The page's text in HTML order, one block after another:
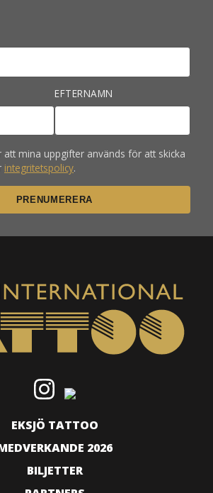
EFTERNAMN
att mina uppgifter används för att skicka
integritetspolicy.
EKSJÖ TATTOO
2026
BILJETTER